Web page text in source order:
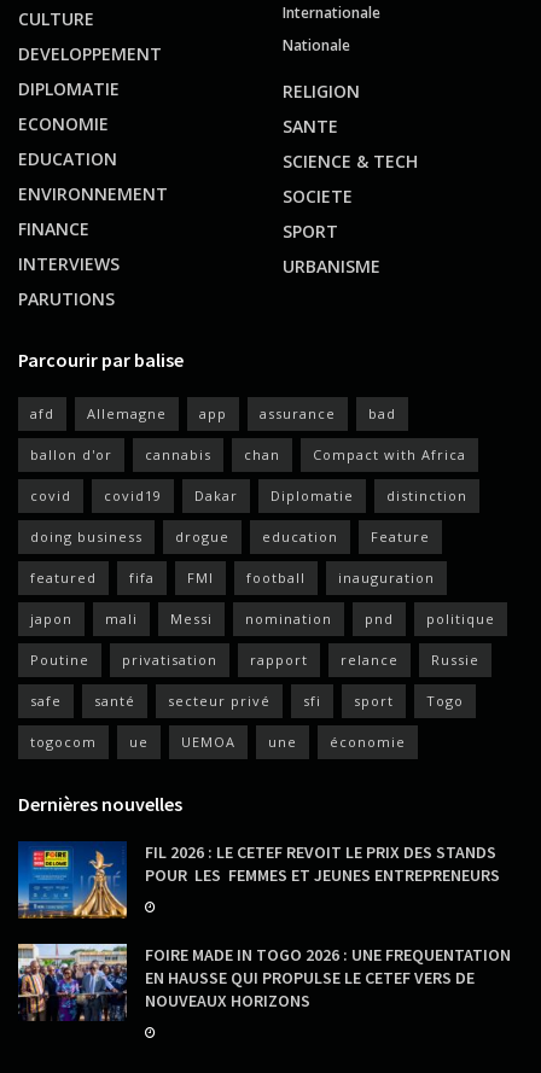
CULTURE
DEVELOPPEMENT
DIPLOMATIE
ECONOMIE
EDUCATION
ENVIRONNEMENT
FINANCE
INTERVIEWS
PARUTIONS
Internationale
Nationale
RELIGION
SANTE
SCIENCE & TECH
SOCIETE
SPORT
URBANISME
Parcourir par balise
afd Allemagne app assurance bad
ballon d'or cannabis chan Compact with Africa
covid covid19 Dakar Diplomatie distinction
doing business drogue education Feature
featured fifa FMI football inauguration
japon mali Messi nomination pnd politique
Poutine privatisation rapport relance Russie
safe santé secteur privé sfi sport Togo
togocom ue UEMOA une économie
Dernières nouvelles
FIL 2026 : LE CETEF REVOIT LE PRIX DES STANDS
POUR LES FEMMES ET JEUNES ENTREPRENEURS
FOIRE MADE IN TOGO 2026 : UNE FREQUENTATION
EN HAUSSE QUI PROPULSE LE CETEF VERS DE
NOUVEAUX HORIZONS